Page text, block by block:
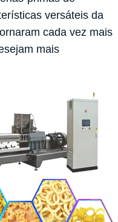
versáteis da
cada vez mais
mais